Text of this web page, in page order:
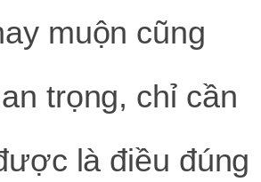
muộn cũng
trọng, chỉ cần
là điều đúng